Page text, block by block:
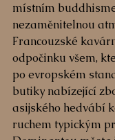
místním
nezaměnitelnou
Francouzské
odpočinku všem,
po evropském
butiky nabízející
asijského hedvábí
ruchem typickým